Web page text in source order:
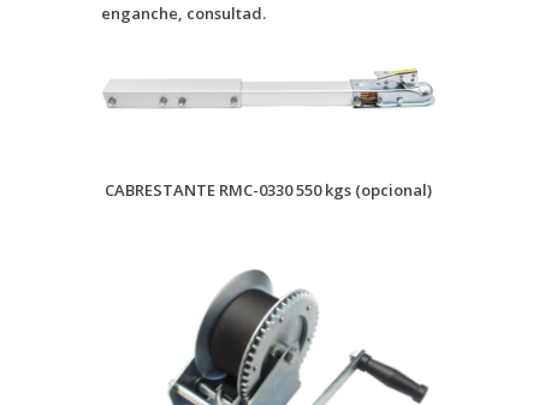
enganche, consultad.
CABRESTANTE RMC-0330 550 kgs (opcional)